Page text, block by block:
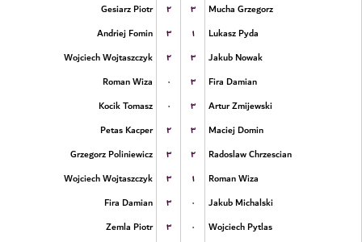
Gesiarz Piotr
۲ ۳
Mucha Grzegorz
Andriej Fomin
۳ ۱
Lukasz Pyda
Wojciech Wojtaszczyk
۲ ۳
Jakub Nowak
Roman Wiza
۰ ۳
Fira Damian
Kocik Tomasz
۰ ۳
Artur Zmijewski
Petas Kacper
۲ ۳
Maciej Domin
Grzegorz Poliniewicz
۳ ۲
Radoslaw Chrzescian
Wojciech Wojtaszczyk
۳ ۱
Roman Wiza
Fira Damian
۳ ۰
Jakub Michalski
Zemla Piotr
۳ ۰
Wojciech Pytlas